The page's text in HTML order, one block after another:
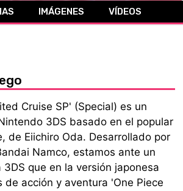
CÓMICS
IMÁGENES VÍDEOS
Cruise SP' (Special) es un
3DS basado en el popular
de Eiichiro Oda. Desarrollado por
Namco, estamos ante un
que en la versión japonesa
de acción y aventura 'One Piece